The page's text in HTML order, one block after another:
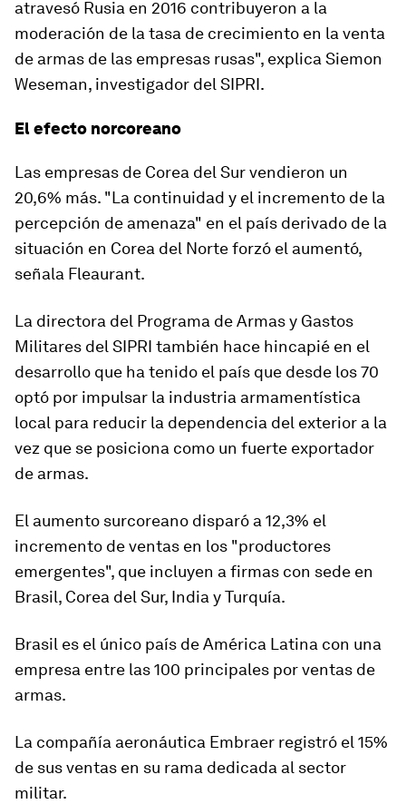
atravesó Rusia en 2016 contribuyeron a la
moderación de la tasa de crecimiento en la venta
de armas de las empresas rusas", explica Siemon
Weseman, investigador del SIPRI.
El efecto norcoreano
Las empresas de Corea del Sur vendieron un
20,6% más. "La continuidad y el incremento de la
percepción de amenaza" en el país derivado de la
situación en Corea del Norte forzó el aumentó,
señala Fleaurant.
La directora del Programa de Armas y Gastos
Militares del SIPRI también hace hincapié en el
desarrollo que ha tenido el país que desde los 70
optó por impulsar la industria armamentística
local para reducir la dependencia del exterior a la
vez que se posiciona como un fuerte exportador
de armas.
El aumento surcoreano disparó a 12,3% el
incremento de ventas en los "productores
emergentes", que incluyen a firmas con sede en
Brasil, Corea del Sur, India y Turquía.
Brasil es el único país de América Latina con una
empresa entre las 100 principales por ventas de
armas.
La compañía aeronáutica Embraer registró el 15%
de sus ventas en su rama dedicada al sector
militar.